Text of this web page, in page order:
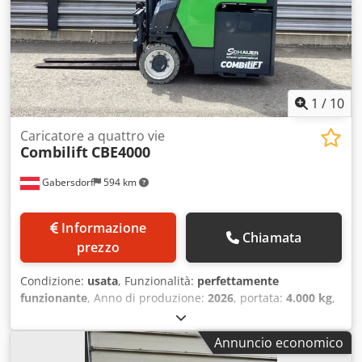
1 / 10
Gabersdorf 594 km
Caricatore a quattro vie
Combilift CBE4000
prezzo
Chiamata
Condizione: usata, Funzionalità: perfettamente
funzionante, Anno di produzione: 2026, portata: 4.000 kg,
6.000 mm
1.880 mm, tipo di carburante:elettrico, tipo di montante:
, altezza di costruzione:2.340 mm, larghezza del
Annuncio economico